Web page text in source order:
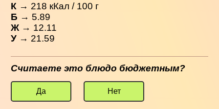
К → 218 кКал / 100 г
Б → 5.89
Ж → 12.11
У → 21.59
Считаете это блюдо бюджетным?
Да Нет